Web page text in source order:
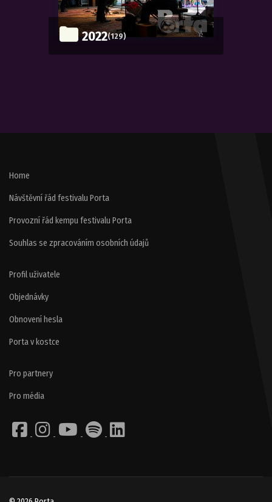
2022(129)
Home
Návštěvní řád festivalu Porta
Provozní řád kempu festivalu Porta
Souhlas se zpracováním osobních údajů
Profil uživatele
Objednávky
Obnovení hesla
Porta v kostce
Pro partnery
Pro média